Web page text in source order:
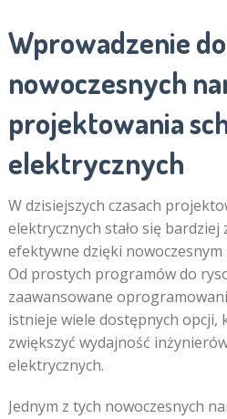
Wprowadzenie do
nowoczesnych
projektowania
elektrycznych
W dzisiejszych czasach
elektrycznych stało się bardziej
efektywne dzięki
Od prostych programów do
zaawansowane
istnieje wiele dostępnych opcji,
zwiększyć wydajność
elektrycznych.
Jednym z tych nowoczesnych